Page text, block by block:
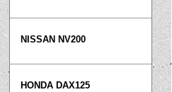
NISSAN NV200
HONDA DAX125